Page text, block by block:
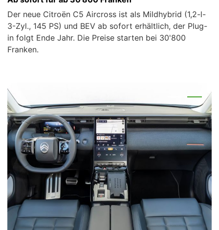
Der neue Citroën C5 Aircross ist als Mildhybrid (1,2-l-
3-Zyl., 145 PS) und BEV ab sofort erhältlich, der Plug-
in folgt Ende Jahr. Die Preise starten bei 30'800
Franken.